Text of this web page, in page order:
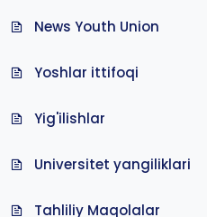
News Youth Union
Yoshlar ittifoqi
Yig'ilishlar
Universitet yangiliklari
Tahliliy Maqolalar